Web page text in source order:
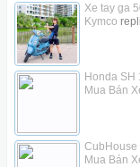
Xe tay ga
Kymco
Honda SH
Mua Bán
CubHouse
Mua Bán